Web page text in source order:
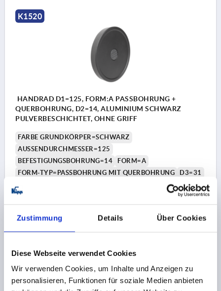
Zustimmung Details Über Cookies
Diese Webseite verwendet Cookies
Wir verwenden Cookies, um Inhalte und Anzeigen zu
personalisieren, Funktionen für soziale Medien anbieten
K1520
HANDRAD D1=125, FORM:A PASSBOHRUNG +
QUERBOHRUNG, D2=14, ALUMINIUM SCHWARZ
PULVERBESCHICHTET, OHNE GRIFF
FARBE GRUNDKÖRPER=SCHWARZ
AUSSENDURCHMESSER=125
BEFESTIGUNGSBOHRUNG=14
FORM=A
FORM-TYP=PASSBOHRUNG MIT QUERBOHRUNG
D3=31
zzgl. MwSt.
K1520